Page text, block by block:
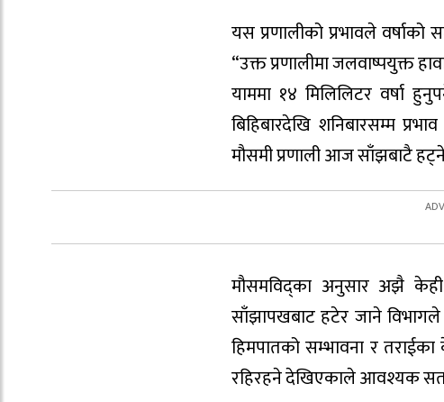
यस प्रणालीको प्रभावले
“उक्त प्रणालीमा जलवाष्पयुक्त
याममा १४ मिलिलिटर वर्षा
बिहिबारदेखि शनिबारसम्म
मौसमी प्रणाली आज साँझबाटै
मौसमविद्का अनुसार अझै केही
साँझापखबाट हटेर जाने
हिमपातको सम्भावना र
रहिरहने देखिएकाले आवश्यक